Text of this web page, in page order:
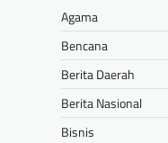
Agama
Bencana
Berita Daerah
Berita Nasional
Bisnis